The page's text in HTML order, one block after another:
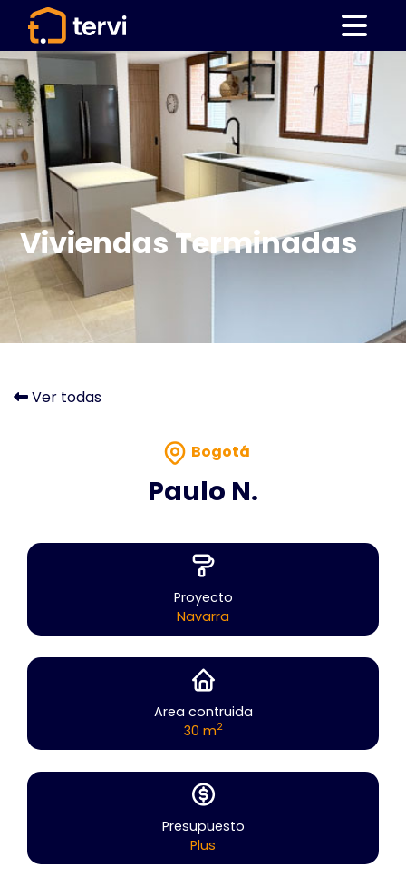
Viviendas Terminadas
Ver todas
Bogotá
Paulo N.
Proyecto
Navarra
Area contruida
30 m2
Presupuesto
Plus